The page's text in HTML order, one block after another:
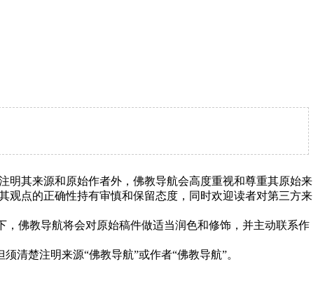
明其来源和原始作者外，佛教导航会高度重视和尊重其原始来
观点的正确性持有审慎和保留态度，同时欢迎读者对第三方来
佛教导航将会对原始稿件做适当润色和修饰，并主动联系作
清楚注明来源“佛教导航”或作者“佛教导航”。